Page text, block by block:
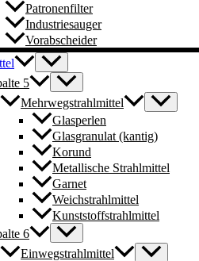
Patronenfilter
Industriesauger
Vorabscheider
5
Mehrwegstrahlmittel
Glasperlen
Glasgranulat (kantig)
Korund
Metallische Strahlmittel
Garnet
Weichstrahlmittel
Kunststoffstrahlmittel
6
Einwegstrahlmittel